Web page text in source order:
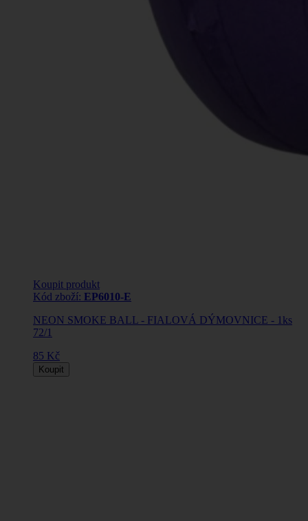
Koupit produkt
Kód zboží: EP6010-E
NEON SMOKE BALL - FIALOVÁ DÝMOVNICE - 1ks
72/1
85 Kč
Koupit